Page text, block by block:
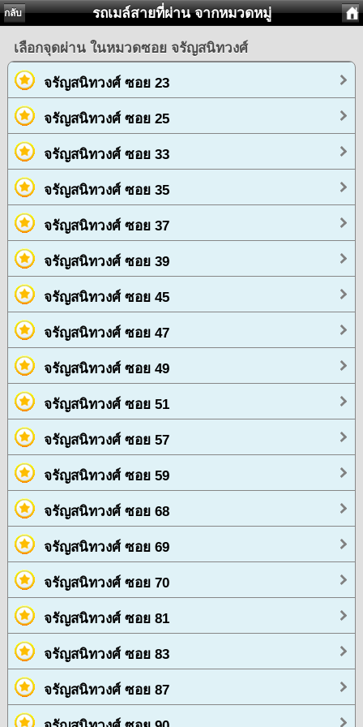
กลับ รถเมล์สายที่ผ่าน จากหมวดหมู่
เลือกจุดผ่าน ในหมวดซอย จรัญสนิทวงศ์
จรัญสนิทวงศ์ ซอย 23
จรัญสนิทวงศ์ ซอย 25
จรัญสนิทวงศ์ ซอย 33
จรัญสนิทวงศ์ ซอย 35
จรัญสนิทวงศ์ ซอย 37
จรัญสนิทวงศ์ ซอย 39
จรัญสนิทวงศ์ ซอย 45
จรัญสนิทวงศ์ ซอย 47
จรัญสนิทวงศ์ ซอย 49
จรัญสนิทวงศ์ ซอย 51
จรัญสนิทวงศ์ ซอย 57
จรัญสนิทวงศ์ ซอย 59
จรัญสนิทวงศ์ ซอย 68
จรัญสนิทวงศ์ ซอย 69
จรัญสนิทวงศ์ ซอย 70
จรัญสนิทวงศ์ ซอย 81
จรัญสนิทวงศ์ ซอย 83
จรัญสนิทวงศ์ ซอย 87